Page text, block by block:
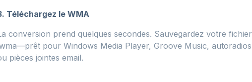
Téléchargez le WMA
conversion prend quelques secondes. Sauvegardez votre fichier
pour Windows Media Player, Groove Music, autoradios
pièces jointes email.